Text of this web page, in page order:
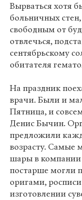
Вырваться хотя
больничных
свободным от
отвлечься,
сентябрьскому
обитателя
На праздник
врачи. Были и
Пятница, и
Денис Бычин.
предложили
возрасту. Самые
шары в компании
постарше могли
оригами,
изготовлении